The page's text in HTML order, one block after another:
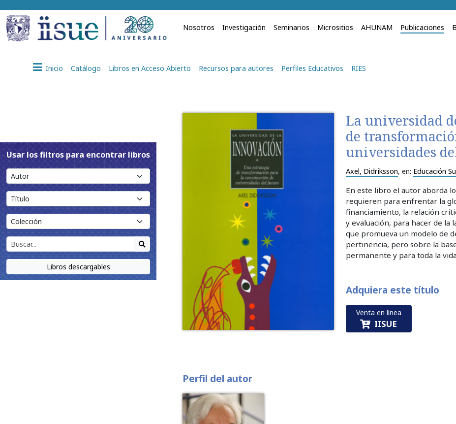
Nosotros Investigación Seminarios Micrositios AHUNAM Publicaciones
Inicio Catálogo Libros en Acceso Abierto Recursos para autores Perfiles Educativos RIES
Usar los filtros para encontrar libros
Libros descargables
La universidad
de
universidades
Axel, Didriksson, en: Educación
En este libro el autor aborda
requieren para enfrentar la
financiamiento, la relación
y evaluación, para hacer de
que promueva un modelo de
pertinencia, pero sobre la
permanente y para toda la
Adquiera este título
Venta en línea
IISUE
Perfil del autor